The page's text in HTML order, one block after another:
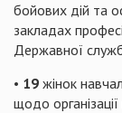
бойових дій та
закладах
Державної
• 19 жінок
щодо